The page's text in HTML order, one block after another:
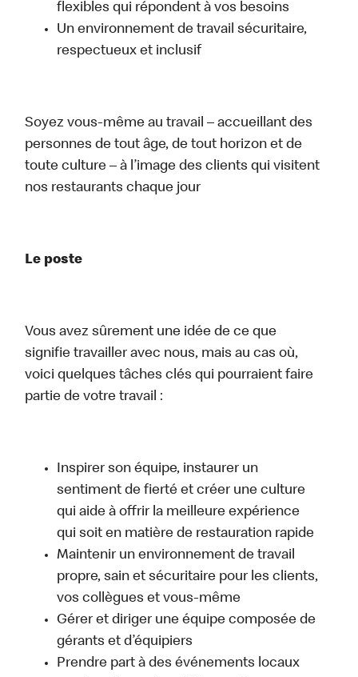
flexibles qui répondent à vos besoins
Un environnement de travail sécuritaire,
respectueux et inclusif
Soyez vous-même au travail – accueillant des
personnes de tout âge, de tout horizon et de
toute culture – à l’image des clients qui visitent
nos restaurants chaque jour
Le poste
Vous avez sûrement une idée de ce que
signifie travailler avec nous, mais au cas où,
voici quelques tâches clés qui pourraient faire
partie de votre travail :
Inspirer son équipe, instaurer un
sentiment de fierté et créer une culture
qui aide à offrir la meilleure expérience
qui soit en matière de restauration rapide
Maintenir un environnement de travail
propre, sain et sécuritaire pour les clients,
vos collègues et vous-même
Gérer et diriger une équipe composée de
gérants et d’équipiers
Prendre part à des événements locaux